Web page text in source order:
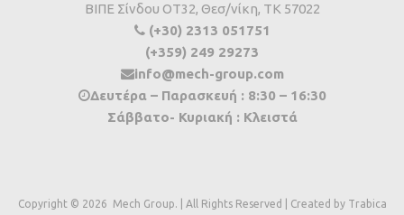
BIΠΕ Σίνδου ΟΤ32, Θεσ/νίκη, ΤΚ 57022
(+30) 2313 051751
(+359) 249 29273
info@mech-group.com
Δευτέρα – Παρασκευή : 8:30 – 16:30
Σάββατο- Κυριακή : Κλειστά
Copyright © 2026 Mech Group. | All Rights Reserved | Created by Trabica